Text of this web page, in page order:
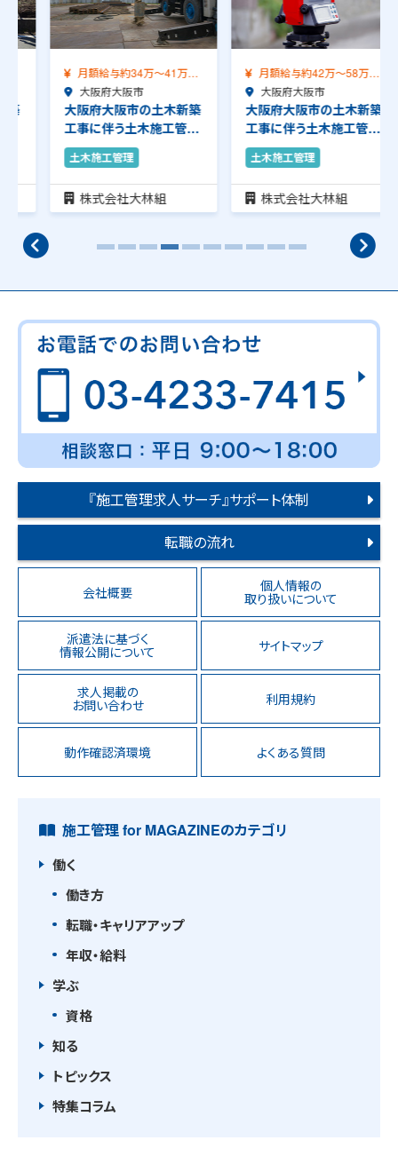
月額給与約34万～41万
（前職給与保証）…
大阪府大阪市
大阪府大阪市の土木新築
工事に伴う土木施工管理
のお仕事です。安…
土木施工管理
株式会社大林組
月額給与約42万～58万
（前職給与保証）…
大阪府大阪市
大阪府大阪市の土木新築
工事に伴う土木施工管理
のお仕事です。品…
土木施工管理
株式会社大林組
『施工管理求人サーチ』サポート体制
転職の流れ
会社概要 個人情報の
取り扱いについて
派遣法に基づく
情報公開について サイトマップ
求人掲載の
お問い合わせ 利用規約
動作確認済環境 よくある質問
施工管理 for MAGAZINEのカテゴリ
働く
働き方
転職・キャリアアップ
年収・給料
学ぶ
資格
知る
トピックス
特集コラム